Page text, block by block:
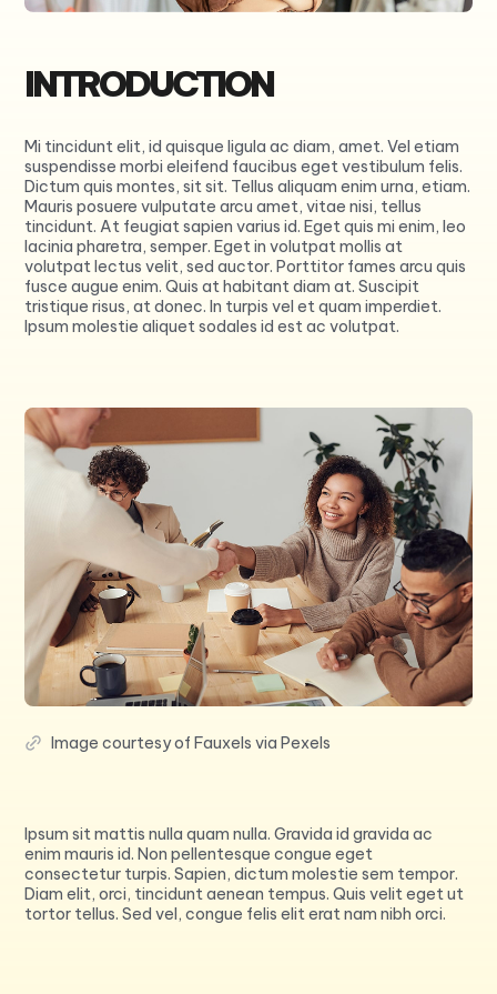
INTRODUCTION
Mi tincidunt elit, id quisque ligula ac diam, amet. Vel etiam
suspendisse morbi eleifend faucibus eget vestibulum felis.
Dictum quis montes, sit sit. Tellus aliquam enim urna, etiam.
Mauris posuere vulputate arcu amet, vitae nisi, tellus
tincidunt. At feugiat sapien varius id. Eget quis mi enim, leo
lacinia pharetra, semper. Eget in volutpat mollis at
volutpat lectus velit, sed auctor. Porttitor fames arcu quis
fusce augue enim. Quis at habitant diam at. Suscipit
tristique risus, at donec. In turpis vel et quam imperdiet.
Ipsum molestie aliquet sodales id est ac volutpat.
Image courtesy of Fauxels via Pexels
Ipsum sit mattis nulla quam nulla. Gravida id gravida ac
enim mauris id. Non pellentesque congue eget
consectetur turpis. Sapien, dictum molestie sem tempor.
Diam elit, orci, tincidunt aenean tempus. Quis velit eget ut
tortor tellus. Sed vel, congue felis elit erat nam nibh orci.